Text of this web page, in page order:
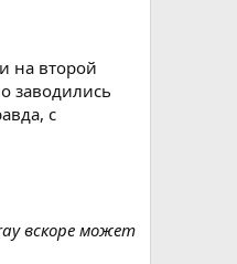
на второй
заводились
с
вскоре может